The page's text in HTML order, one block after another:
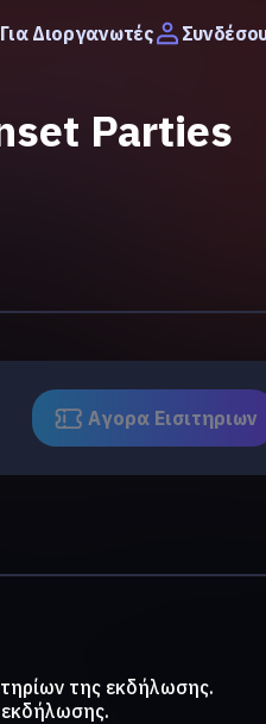
Για Διοργανωτές
Parties
Αγορα Eισιτηριων
της εκδήλωσης.